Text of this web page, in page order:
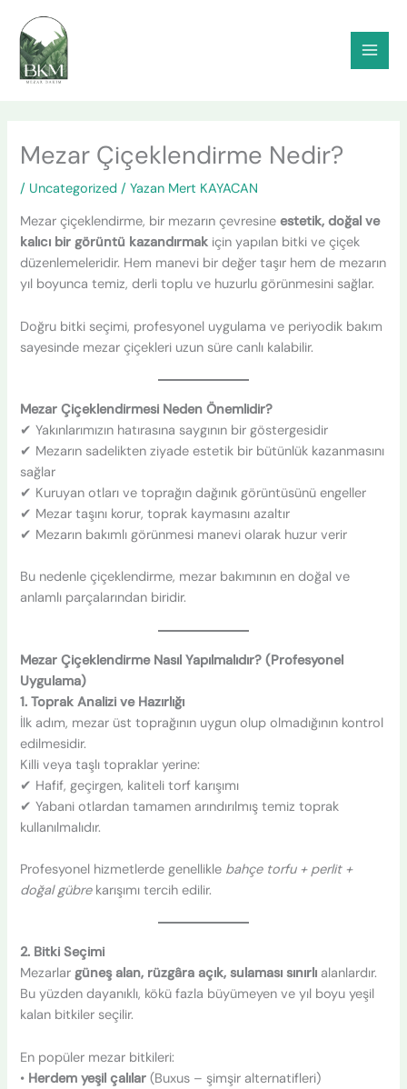
atla
Mezar Çiçeklendirme Nedir?
/ Uncategorized / Yazan Mert KAYACAN
Mezar çiçeklendirme, bir mezarın çevresineestetik, doğal ve
kalıcı bir görüntü kazandırmak için yapılan bitki ve çiçek
düzenlemeleridir. Hem manevi bir değer taşır hem de mezarın
yıl boyunca temiz, derli toplu ve huzurlu görünmesini sağlar.
Doğru bitki seçimi, profesyonel uygulama ve periyodik bakım
sayesinde mezar çiçekleri uzun süre canlı kalabilir.
Mezar Çiçeklendirmesi Neden Önemlidir?
✔ Yakınlarımızın hatırasına saygının bir göstergesidir
✔ Mezarın sadelikten ziyade estetik bir bütünlük kazanmasını
sağlar
✔ Kuruyan otları ve toprağın dağınık görüntüsünü engeller
✔ Mezar taşını korur, toprak kaymasını azaltır
✔ Mezarın bakımlı görünmesi manevi olarak huzur verir
Bu nedenle çiçeklendirme, mezar bakımının en doğal ve
anlamlı parçalarından biridir.
Mezar Çiçeklendirme Nasıl Yapılmalıdır? (Profesyonel
Uygulama)
1. Toprak Analizi ve Hazırlığı
İlk adım, mezar üst toprağının uygun olup olmadığının kontrol
edilmesidir.
Killi veya taşlı topraklar yerine:
✔ Hafif, geçirgen, kaliteli torf karışımı
✔ Yabani otlardan tamamen arındırılmış temiz toprak
kullanılmalıdır.
Profesyonel hizmetlerde genellikle bahçe torfu + perlit +
doğal gübrekarışımı tercih edilir.
2. Bitki Seçimi
Mezarlargüneş alan, rüzgâra açık, sulaması sınırlı alanlardır.
Bu yüzden dayanıklı, kökü fazla büyümeyen ve yıl boyu yeşil
kalan bitkiler seçilir.
En popüler mezar bitkileri:
• Herdem yeşil çalılar (Buxus – şimşir alternatifleri)